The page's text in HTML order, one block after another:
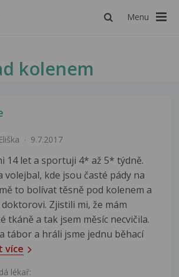
Menu
kolenem
Eliška 9.7.2017
14 let a sportuji 4* až 5* týdně.
volejbal, kde jsou časté pády na
to bolívat těsně pod kolenem a
Zjistili mi, že mám
tkáně a tak jsem měsíc necvičila.
tábor a hráli jsme jednu běhací
více
lékař: